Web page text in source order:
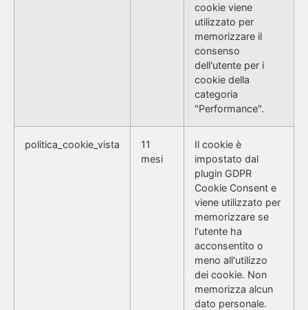
cookie viene
utilizzato per
memorizzare il
consenso
dell'utente per i
cookie della
categoria
"Performance".
politica_cookie_vista
11
mesi
Il cookie è
impostato dal
plugin GDPR
Cookie Consent e
viene utilizzato per
memorizzare se
l'utente ha
acconsentito o
meno all'utilizzo
dei cookie. Non
memorizza alcun
dato personale.